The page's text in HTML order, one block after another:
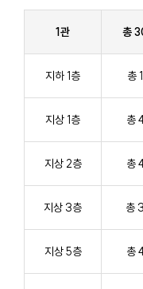
1관 총
지하 1층 총
지상 1층 총
지상 2층 총
지상 3층 총
지상 5층 총